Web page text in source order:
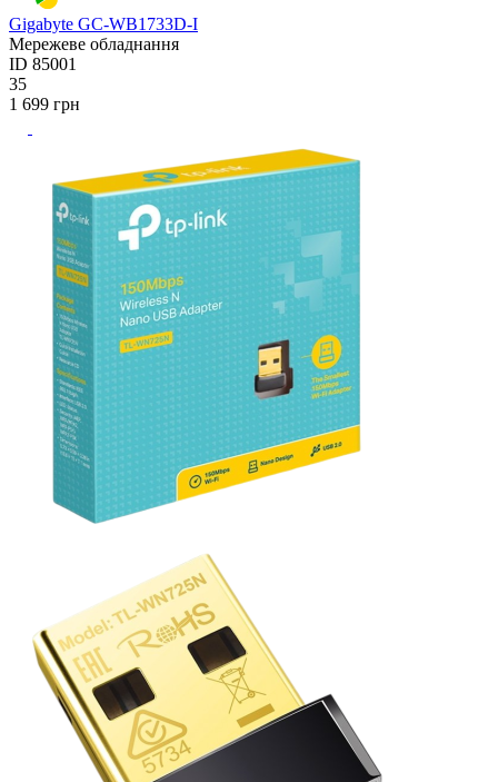
Gigabyte GC-WB1733D-I
Мережеве обладнання
ID 85001
35
1 699 грн